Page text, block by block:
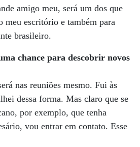
amigo meu, será um dos que
meu escritório e também para
brasileiro.
chance para descobrir novos
nas reuniões mesmo. Fui às
dessa forma. Mas claro que se
por exemplo, que tenha
vou entrar em contato. Esse